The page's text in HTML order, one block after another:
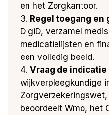
en het Zorgkantoor.
Regel toegang en
DigiD, verzamel
medicatielijsten en
een volledig beeld.
Vraag de indicatie
wijkverpleegkundige
beoordeelt Wmo, het